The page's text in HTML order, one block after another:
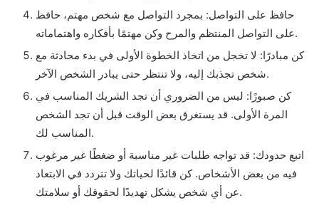
حافظ على التواصل: بمجرد التواصل مع شخص مهتم، حافظ
على التواصل المنتظم والمرح وكن مهتمًا بأفكاره واهتماماته.
كن مبادرًا: لا تخجل من اتخاذ الخطوة الأولى في بدء محادثة مع
شخص تجذبك إليه، ولا تنتظر حتى يبادر الشخص الآخر.
كن صبورًا: ليس من الضروري أن تجد الشريك المناسب في
المرة الأولى. قد يستغرق بعض الوقت قبل أن تجد الشخص
المناسب لك.
اتبع حدودك: قد تواجه طلبات غير مناسبة أو ضغطًا غير مرغوب
فيه من بعض الأشخاص. كن قائدًا لحياتك ولا تتردد في الابتعاد
عن أي شخص يشكل تهديدًا لحقوقك أو سلامتك.